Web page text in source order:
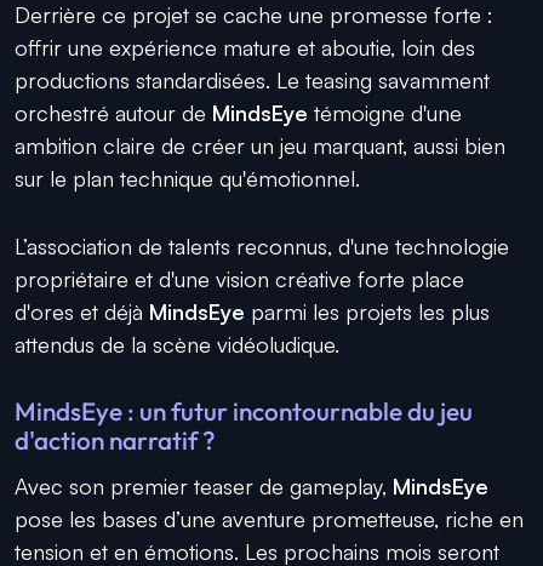
Derrière ce projet se cache une promesse forte :
offrir une expérience mature et aboutie, loin des
productions standardisées. Le teasing savamment
orchestré autour de MindsEye témoigne d'une
ambition claire de créer un jeu marquant, aussi bien
sur le plan technique qu'émotionnel.
L’association de talents reconnus, d'une technologie
propriétaire et d'une vision créative forte place
d'ores et déjà MindsEye parmi les projets les plus
attendus de la scène vidéoludique.
MindsEye : un futur incontournable du jeu
d'action narratif ?
Avec son premier teaser de gameplay, MindsEye
pose les bases d’une aventure prometteuse, riche en
tension et en émotions. Les prochains mois seront